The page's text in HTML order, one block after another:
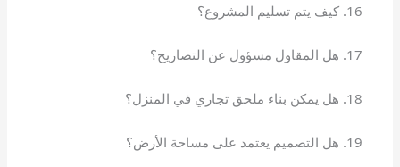
كيف يتم تسليم المشروع؟
هل المقاول مسؤول عن التصاريح؟
هل يمكن بناء ملحق تجاري في المنزل؟
هل التصميم يعتمد على مساحة الأرض؟